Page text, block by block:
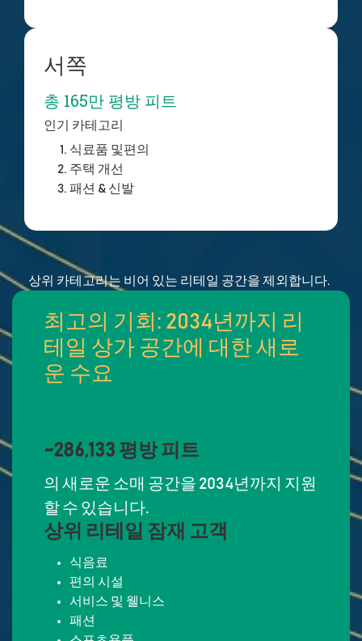
서쪽
총 165만 평방 피트
인기 카테고리
식료품 및편의
주택 개선
패션 & 신발
상위 카테고리는 비어 있는 리테일 공간을 제외합니다.
최고의 기회: 2034년까지 리
테일 상가 공간에 대한 새로
운 수요
~286,133 평방 피트
의 새로운 소매 공간을 2034년까지 지원
할 수 있습니다.
상위 리테일 잠재 고객
식음료
편의 시설
서비스 및 웰니스
패션